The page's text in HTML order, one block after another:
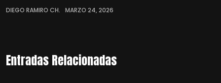
DIEGO RAMIRO CH. MARZO 24, 2026
Entradas Relacionadas